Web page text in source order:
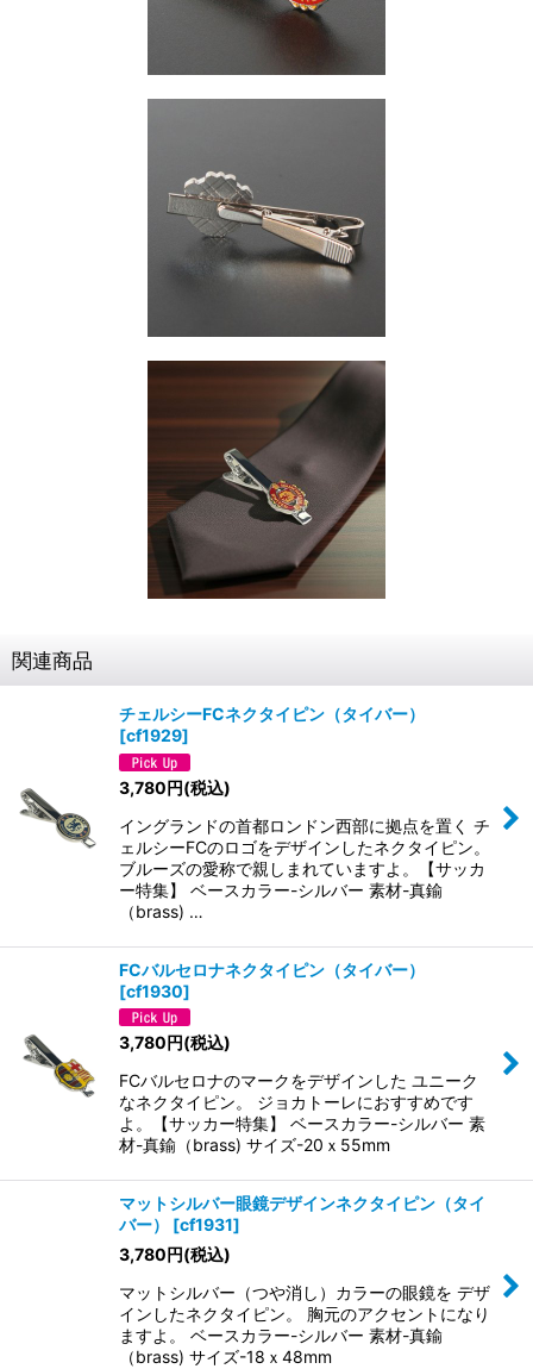
関連商品
チェルシーFCネクタイピン（タイバー）
[cf1929]
3,780円(税込)
イングランドの首都ロンドン西部に拠点を置く チ
ェルシーFCのロゴをデザインしたネクタイピン。
ブルーズの愛称で親しまれていますよ。【サッカ
ー特集】 ベースカラー-シルバー 素材-真鍮
（brass) …
FCバルセロナネクタイピン（タイバー）
[cf1930]
3,780円(税込)
FCバルセロナのマークをデザインした ユニーク
なネクタイピン。 ジョカトーレにおすすめです
よ。【サッカー特集】 ベースカラー-シルバー 素
材-真鍮（brass) サイズ-20ｘ55mm
マットシルバー眼鏡デザインネクタイピン（タイ
バー）
[cf1931]
3,780円(税込)
マットシルバー（つや消し）カラーの眼鏡を デザ
インしたネクタイピン。 胸元のアクセントになり
ますよ。 ベースカラー-シルバー 素材-真鍮
（brass) サイズ-18ｘ48mm